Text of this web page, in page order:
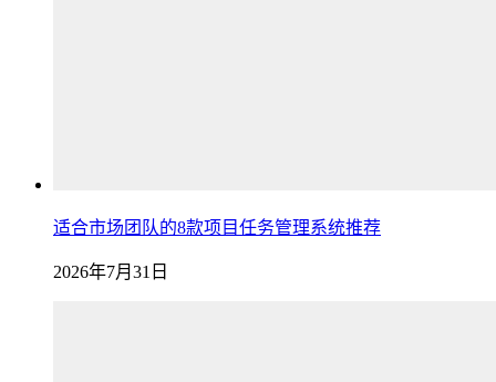
适合市场团队的8款项目任务管理系统推荐
2026年7月31日